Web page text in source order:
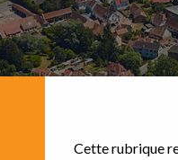
Cette rubrique